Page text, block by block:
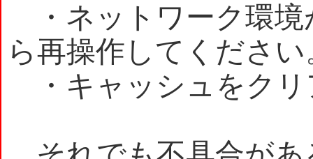
・ネットワーク環境
ら再操作してください
・キャッシュをクリ